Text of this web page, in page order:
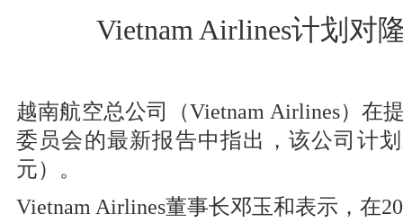
Vietnam Airlines计划对
越南航空总公司（Vietnam Airlines）在
委员会的最新报告中指出，该公司计
元）。
Vietnam Airlines董事长邓玉和表示，在